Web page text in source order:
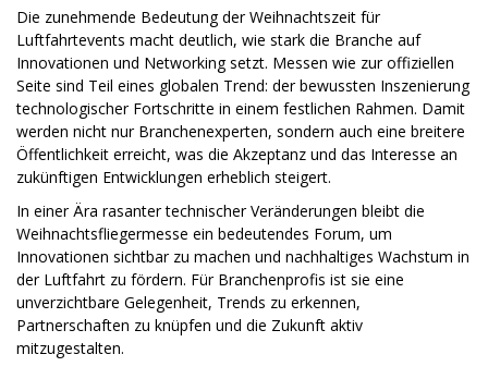
Die zunehmende Bedeutung der Weihnachtszeit für
Luftfahrtevents macht deutlich, wie stark die Branche auf
Innovationen und Networking setzt. Messen wie zur offiziellen
Seite sind Teil eines globalen Trend: der bewussten Inszenierung
technologischer Fortschritte in einem festlichen Rahmen. Damit
werden nicht nur Branchenexperten, sondern auch eine breitere
Öffentlichkeit erreicht, was die Akzeptanz und das Interesse an
zukünftigen Entwicklungen erheblich steigert.
In einer Ära rasanter technischer Veränderungen bleibt die
Weihnachtsfliegermesse ein bedeutendes Forum, um
Innovationen sichtbar zu machen und nachhaltiges Wachstum in
der Luftfahrt zu fördern. Für Branchenprofis ist sie eine
unverzichtbare Gelegenheit, Trends zu erkennen,
Partnerschaften zu knüpfen und die Zukunft aktiv
mitzugestalten.